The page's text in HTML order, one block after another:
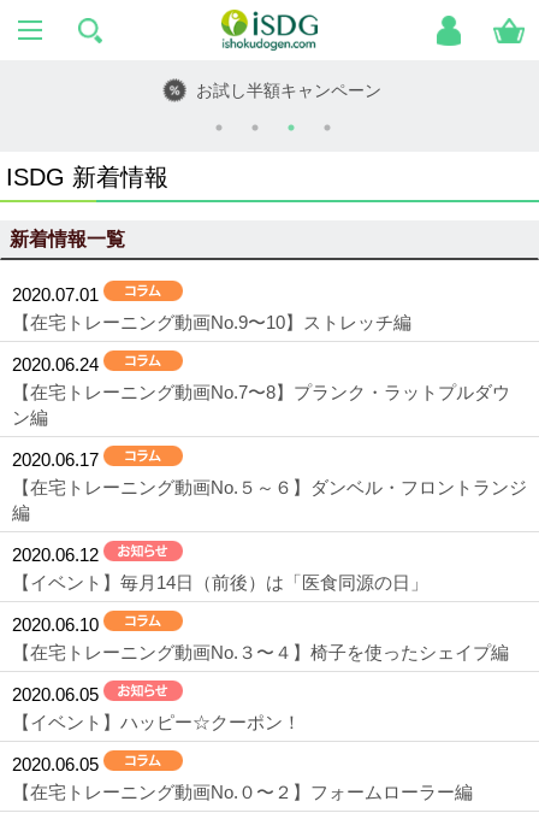
ISDG 新着情報
新着情報一覧
2020.07.01
【在宅トレーニング動画No.9〜10】ストレッチ編
2020.06.24
【在宅トレーニング動画No.7〜8】プランク・ラットプルダウ
ン編
2020.06.17
【在宅トレーニング動画No.５～６】ダンベル・フロントランジ
編
2020.06.12
【イベント】毎月14日（前後）は「医食同源の日」
2020.06.10
【在宅トレーニング動画No.３〜４】椅子を使ったシェイプ編
2020.06.05
【イベント】ハッピー☆クーポン！
2020.06.05
【在宅トレーニング動画No.０〜２】フォームローラー編